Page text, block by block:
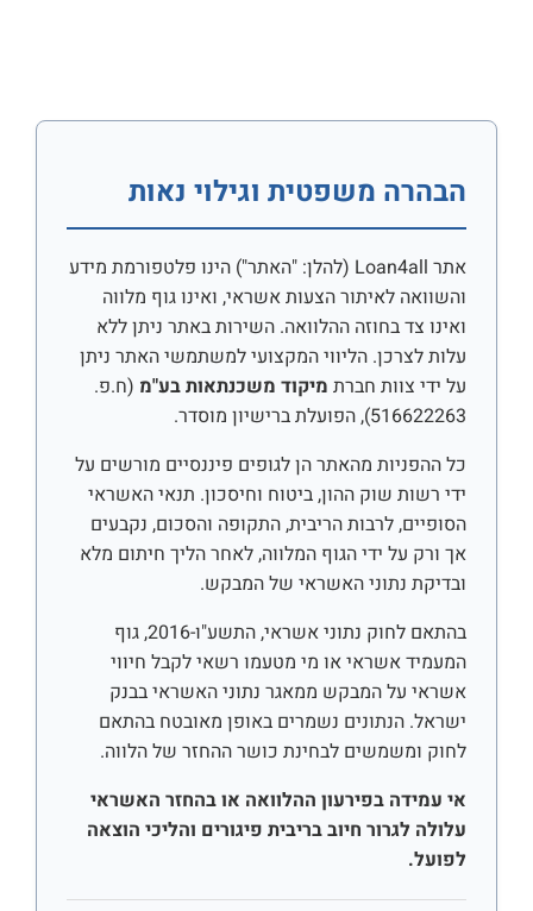
הבהרה משפטית וגילוי נאות
אתר Loan4all (להלן: "האתר") הינו פלטפורמת מידע
והשוואה לאיתור הצעות אשראי, ואינו גוף מלווה
ואינו צד בחוזה ההלוואה. השירות באתר ניתן ללא
עלות לצרכן. הליווי המקצועי למשתמשי האתר ניתן
על ידי צוות חברת מיקוד משכנתאות בע"מ (ח.פ.
516622263), הפועלת ברישיון מוסדר.
כל ההפניות מהאתר הן לגופים פיננסיים מורשים על
ידי רשות שוק ההון, ביטוח וחיסכון. תנאי האשראי
הסופיים, לרבות הריבית, התקופה והסכום, נקבעים
אך ורק על ידי הגוף המלווה, לאחר הליך חיתום מלא
ובדיקת נתוני האשראי של המבקש.
בהתאם לחוק נתוני אשראי, התשע"ו-2016, גוף
המעמיד אשראי או מי מטעמו רשאי לקבל חיווי
אשראי על המבקש ממאגר נתוני האשראי בבנק
ישראל. הנתונים נשמרים באופן מאובטח בהתאם
לחוק ומשמשים לבחינת כושר ההחזר של הלווה.
אי עמידה בפירעון ההלוואה או בהחזר האשראי
עלולה לגרור חיוב בריבית פיגורים והליכי הוצאה
לפועל.